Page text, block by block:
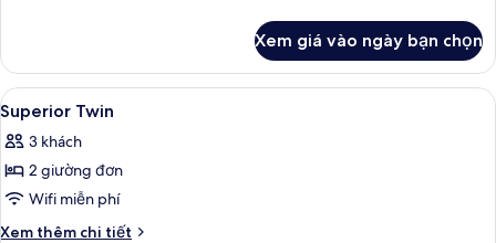
with
Sofa
bed
Room,
Queen
Bed
with
Sofa
Xem giá vào ngày bạn chọn
Xem
tất
cả
ảnh
Superior
Twin
Két bảo mật tại phòng, bàn, khu
7
Superior Twin
3 khách
2 giường đơn
Wifi miễn phí
Xem thêm chi tiết
Chi